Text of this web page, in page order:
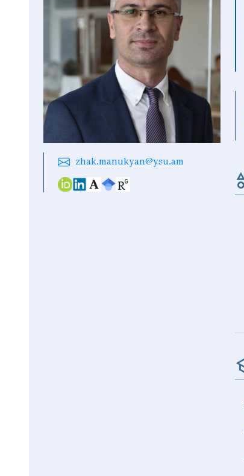
zhak.manukyan@ysu.am